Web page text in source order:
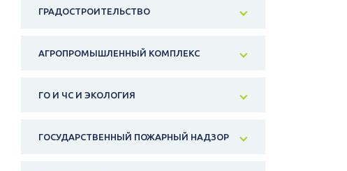
ГРАДОСТРОИТЕЛЬСТВО
АГРОПРОМЫШЛЕННЫЙ КОМПЛЕКС
ГО И ЧС И ЭКОЛОГИЯ
ГОСУДАРСТВЕННЫЙ ПОЖАРНЫЙ НАДЗОР